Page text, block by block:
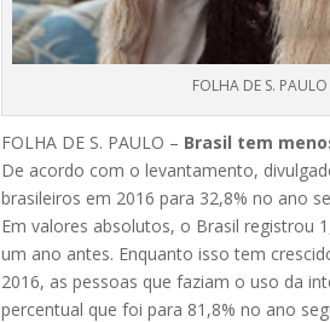
FOLHA DE S.
FOLHA DE S. PAULO – Brasil tem
De acordo com o levantamento,
brasileiros em 2016 para 32,8% no ano
Em valores absolutos, o Brasil registrou
um ano antes. Enquanto isso tem
2016, as pessoas que faziam o uso da
percentual que foi para 81,8% no ano